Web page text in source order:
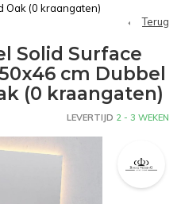
Oak (0 kraangaten)
Terug
Solid Surface
cm Dubbel
(0 kraangaten)
LEVERTIJD 2 - 3 WEKEN